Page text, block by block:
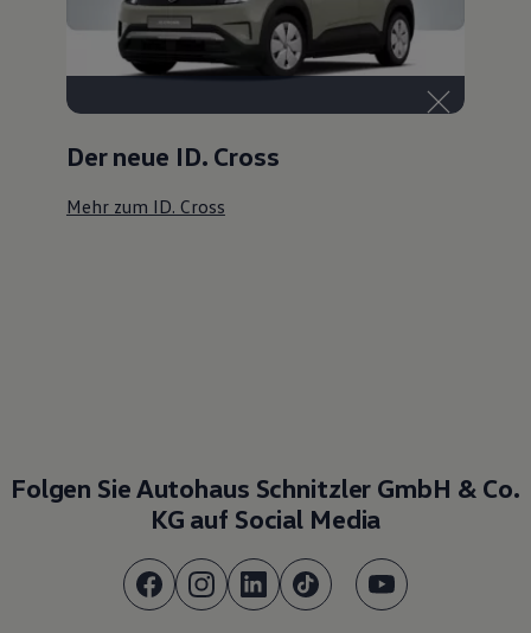
Der neue ID. Cross
Mehr zum ID. Cross
Folgen Sie Autohaus Schnitzler GmbH & Co.
KG auf Social Media